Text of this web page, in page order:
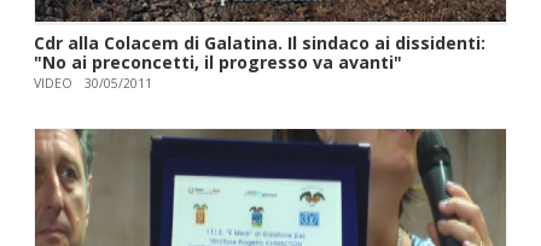
Cdr alla Colacem di Galatina. Il sindaco ai dissidenti:
"No ai preconcetti, il progresso va avanti"
VIDEO 30/05/2011